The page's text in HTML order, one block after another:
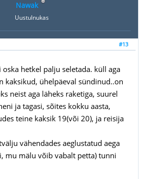
Nawak
Uustulnukas
#13
hetkel palju seletada. küll aga
kaksikud, ühelpäeval sündinud..on
neist aga läheks raketiga, suurel
ja tagasi, sõites kokku aasta,
teine kaksik 19(või 20), ja reisija
vähendades aeglustatud aega
mu mälu võib vabalt petta) tunni